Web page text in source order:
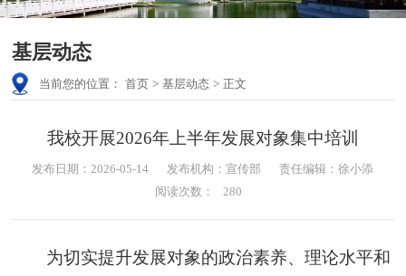
基层动态
当前您的位置： 首页 > 基层动态 > 正文
我校开展2026年上半年发展对象集中培训
发布日期：2026-05-14 发布机构：宣传部
责任编辑：徐小添
阅读次数：
280
为切实提升发展对象的政治素养、理论水平和